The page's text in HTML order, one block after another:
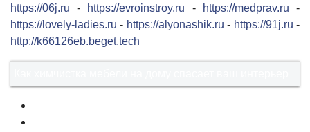
https://06j.ru - https://evroinstroy.ru - https://medprav.ru -
https://lovely-ladies.ru - https://alyonashik.ru - https://91j.ru -
http://k66126eb.beget.tech